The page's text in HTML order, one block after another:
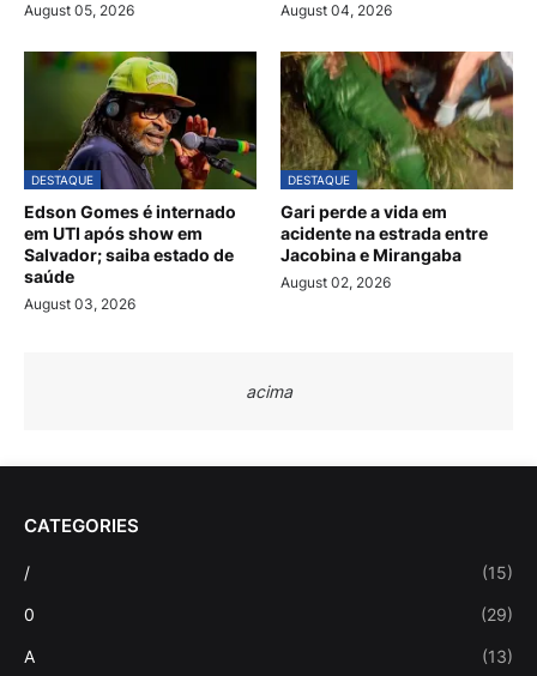
August 05, 2026 August 04, 2026
DESTAQUE
Edson Gomes é internado
em UTI após show em
Salvador; saiba estado de
saúde
August 03, 2026
DESTAQUE
Gari perde a vida em
acidente na estrada entre
Jacobina e Mirangaba
August 02, 2026
acima
CATEGORIES
/ (15)
0 (29)
A (13)